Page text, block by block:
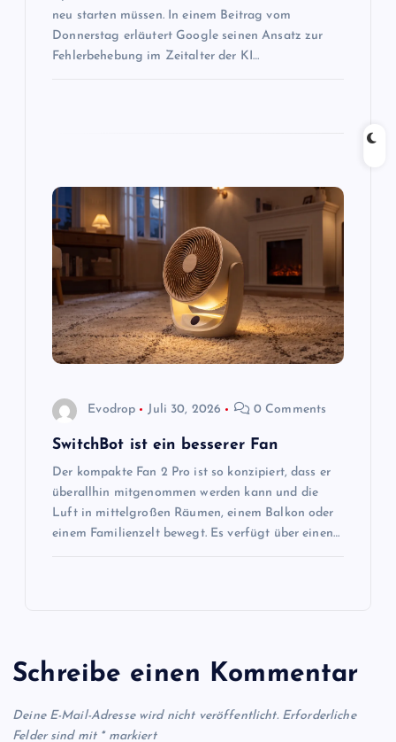
neu starten müssen. In einem Beitrag vom
Donnerstag erläutert Google seinen Ansatz zur
Fehlerbehebung im Zeitalter der KI…
Evodrop Juli 30, 2026 0 Comments
SwitchBot ist ein besserer Fan
Der kompakte Fan 2 Pro ist so konzipiert, dass er
überallhin mitgenommen werden kann und die
Luft in mittelgroßen Räumen, einem Balkon oder
einem Familienzelt bewegt. Es verfügt über einen…
Schreibe einen Kommentar
Deine E-Mail-Adresse wird nicht veröffentlicht. Erforderliche
Felder sind mit *markiert